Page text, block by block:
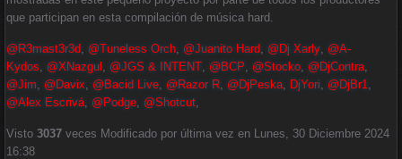
que participan en esta compilación de música hard.
@R3mast3r3d, @Tuneless Orch, @Juanito Hard, @Dj Xarly, @A-
Kydos, @XNazgul , @JGS & INTENT, @BCP, @Stocko, @DjContra,
@Jim, @Davix, @Bacid Live, @Razor R, @DjPeska, DjYori, @DjBr1,
@Alex Escrivá, @Podge, @Shotcut,
Visto 3037 veces Modificado por última vez en Lunes, 30 Diciembre 2024
16:38